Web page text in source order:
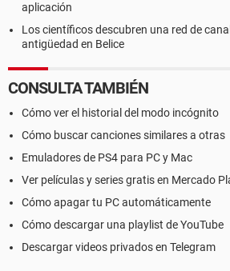
aplicación
Los científicos descubren una red de
antigüedad en Belice
CONSULTA TAMBIÉN
Cómo ver el historial del modo incógnito
Cómo buscar canciones similares a otras
Emuladores de PS4 para PC y Mac
Ver películas y series gratis en Mercado
Cómo apagar tu PC automáticamente
Cómo descargar una playlist de YouTube
Descargar videos privados en Telegram